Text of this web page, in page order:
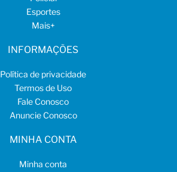
Esportes
Mais+
INFORMAÇÕES
Política de privacidade
Termos de Uso
Fale Conosco
Anuncie Conosco
MINHA CONTA
Minha conta